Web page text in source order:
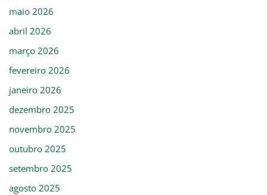
maio 2026
abril 2026
março 2026
fevereiro 2026
janeiro 2026
dezembro 2025
novembro 2025
outubro 2025
setembro 2025
agosto 2025